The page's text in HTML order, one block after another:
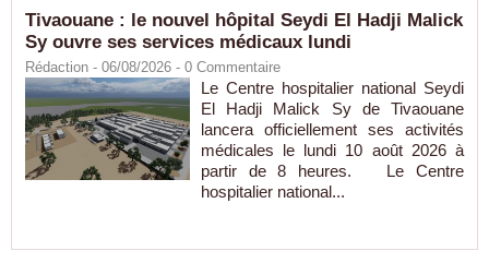
Tivaouane : le nouvel hôpital Seydi El Hadji Malick
Sy ouvre ses services médicaux lundi
Rédaction - 06/08/2026 - 0 Commentaire
Le Centre hospitalier national Seydi
El Hadji Malick Sy de Tivaouane
lancera officiellement ses activités
médicales le lundi 10 août 2026 à
partir de 8 heures. Le Centre
hospitalier national...